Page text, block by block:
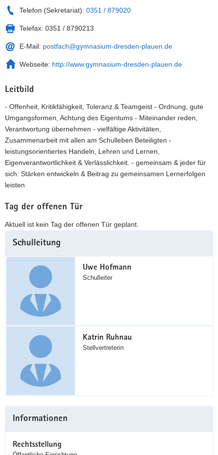
Telefon (Sekretariat): 0351 / 879020
Telefax: 0351 / 8790213
E-Mail: postfach@gymnasium-dresden-plauen.de
Webseite: http://www.gymnasium-dresden-plauen.de
Leitbild
- Offenheit, Kritikfähigkeit, Toleranz & Teamgeist - Ordnung, gute
Umgangsformen, Achtung des Eigentums - Miteinander reden,
Verantwortung übernehmen - vielfältige Aktivitäten,
Zusammenarbeit mit allen am Schulleben Beteiligten -
leistungsorientiertes Handeln, Lehren und Lernen,
Eigenverantwortlichkeit & Verlässlichkeit. - gemeinsam & jeder für
sich: Stärken entwickeln & Beitrag zu gemeinsamen Lernerfolgen
leisten
Tag der offenen Tür
Aktuell ist kein Tag der offenen Tür geplant.
Information
Schulleitung
Uwe Hofmann
Schulleiter
Katrin Ruhnau
Stellvertreterin
Informationen
Rechtsstellung